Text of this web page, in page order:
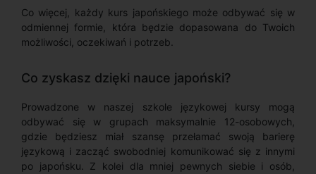
Co więcej, każdy kurs japońskiego może odbywać się w
odmiennej formie, która będzie dopasowana do Twoich
możliwości, oczekiwań i potrzeb.
Co zyskasz dzięki nauce japoński?
Prowadzone w naszej szkole językowej kursy mogą
odbywać się w grupach maksymalnie 12-osobowych,
gdzie będziesz miał szansę przełamać swoją barierę
językową i zacząć swobodniej komunikować się z innymi
po japońsku. Z kolei dla mniej pewnych siebie i osób,